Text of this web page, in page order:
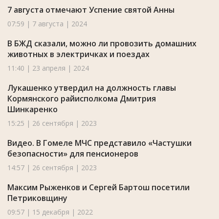
7 августа отмечают Успение святой Анны
07:59 | 7 августа | 2024
В БЖД сказали, можно ли провозить домашних
животных в электричках и поездах
11:40 | 23 апреля | 2024
Лукашенко утвердил на должность главы
Кормянского райисполкома Дмитрия
Шинкаренко
15:25 | 26 сентября | 2023
Видео. В Гомеле МЧС представило «Частушки
безопасности» для пенсионеров
14:57 | 26 сентября | 2023
Максим Рыженков и Сергей Бартош посетили
Петриковщину
09:57 | 15 декабря | 2022